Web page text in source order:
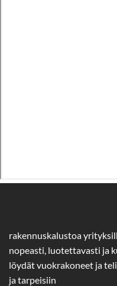
rakennuskalustoa
nopeasti, luotettavasti ja
löydät vuokrakoneet ja
ja tarpeisiin